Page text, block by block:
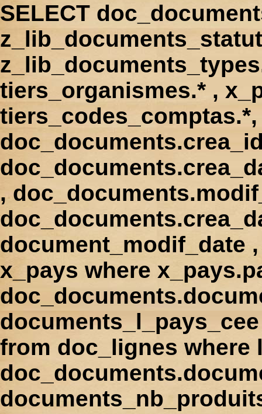
SELECT
tiers_organismes.* ,
,
document_modif_date
x_pays where
from doc_lignes where